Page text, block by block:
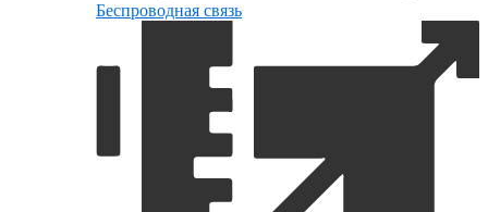
Беспроводная связь